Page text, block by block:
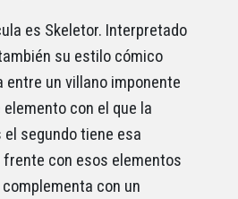
es Skeletor. Interpretado
su estilo cómico
entre un villano imponente
con el que la
segundo tiene esa
con esos elementos
con un